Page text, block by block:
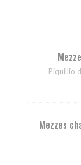
Piquillio
Mezzes